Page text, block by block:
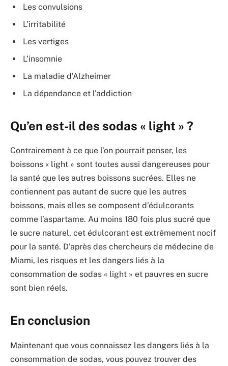
Les convulsions
L’irritabilité
Les vertiges
L’insomnie
La maladie d’Alzheimer
La dépendance et l’addiction
Qu’en est-il des sodas « light » ?
Contrairement à ce que l’on pourrait penser, les
boissons « light » sont toutes aussi dangereuses pour
la santé que les autres boissons sucrées. Elles ne
contiennent pas autant de sucre que les autres
boissons, mais elles se composent d’édulcorants
comme l’aspartame. Au moins 180 fois plus sucré que
le sucre naturel, cet édulcorant est extrêmement nocif
pour la santé. D’après des chercheurs de médecine de
Miami, les risques et les dangers liés à la
consommation de sodas « light » et pauvres en sucre
sont bien réels.
En conclusion
Maintenant que vous connaissez les dangers liés à la
consommation de sodas, vous pouvez trouver des